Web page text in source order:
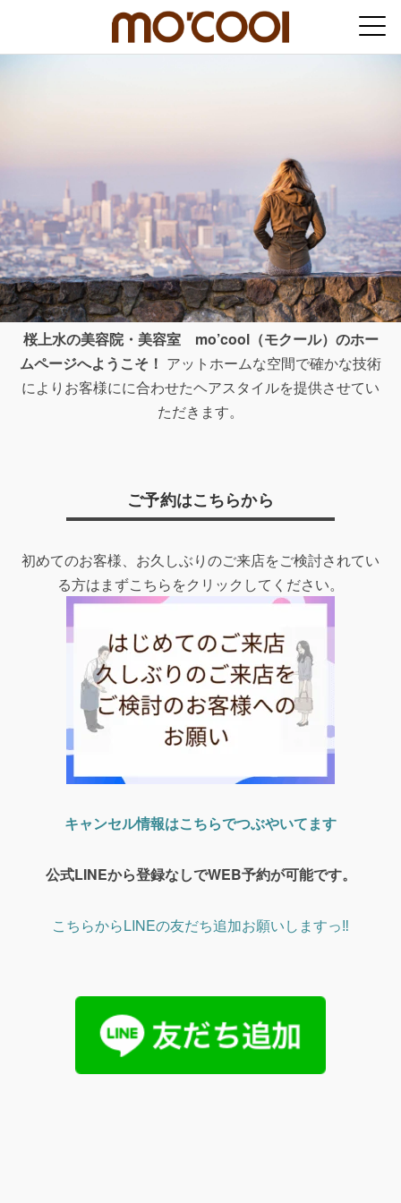
桜上水の美容院・美容室 mo’cool（モクール）のホー
ムページへようこそ！ アットホームな空間で確かな技術
によりお客様にに合わせたヘアスタイルを提供させてい
ただきます。
ご予約はこちらから
初めてのお客様、お久しぶりのご来店をご検討されてい
る方はまずこちらをクリックしてください。
キャンセル情報はこちらでつぶやいてます
公式LINEから登録なしでWEB予約が可能です。
こちらからLINEの友だち追加お願いしますっ‼